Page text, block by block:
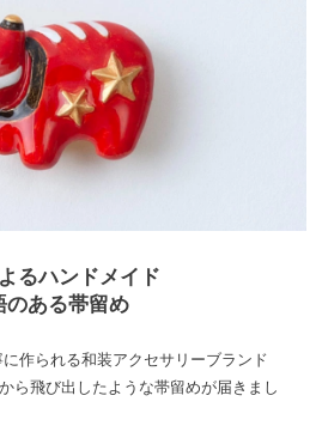
るハンドメイド
のある帯留め
作られる和装アクセサリーブランド
ら飛び出したような帯留めが届きまし